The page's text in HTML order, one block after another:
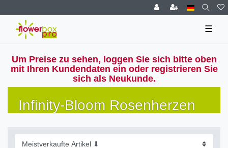
☰
Um Preise zu sehen, loggen Sie sich bitte oben
mit Ihren Kundendaten ein oder registrieren Sie
sich als Neukunde.
Infinity-Bloom Rosenherzen